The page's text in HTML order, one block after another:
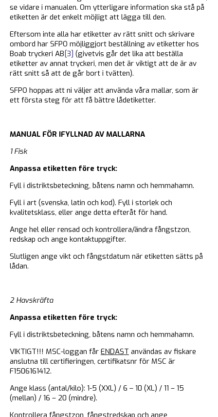
se vidare i manualen. Om ytterligare information ska stå på
etiketten är det enkelt möjligt att lägga till den.
Eftersom inte alla har etiketter av rätt snitt och skrivare
ombord har SFPO möjliggjort beställning av etiketter hos
Boab tryckeri AB[3] (givetvis går det lika att beställa
etiketter av annat tryckeri, men det är viktigt att de är av
rätt snitt så att de går bort i tvätten).
SFPO hoppas att ni väljer att använda våra mallar, som är
ett första steg för att få bättre lådetiketter.
MANUAL FÖR IFYLLNAD AV MALLARNA
1 Fisk
Anpassa etiketten före tryck:
Fyll i distriktsbeteckning, båtens namn och hemmahamn.
Fyll i art (svenska, latin och kod). Fyll i storlek och
kvalitetsklass, eller ange detta efteråt för hand.
Ange hel eller rensad och kontrollera/ändra fångstzon,
redskap och ange kontaktuppgifter.
Slutligen ange vikt och fångstdatum när etiketten sätts på
lådan.
2 Havskräfta
Anpassa etiketten före tryck:
Fyll i distriktsbeteckning, båtens namn och hemmahamn.
VIKTIGT!!! MSC-loggan får ENDAST användas av fiskare
anslutna till certifieringen, certifikatsnr för MSC är
F1506161412.
Ange klass (antal/kilo): 1-5 (XXL) / 6 – 10 (XL) / 11 – 15
(mellan) / 16 – 20 (mindre).
Kontrollera fångstzon, fångstredskap och ange